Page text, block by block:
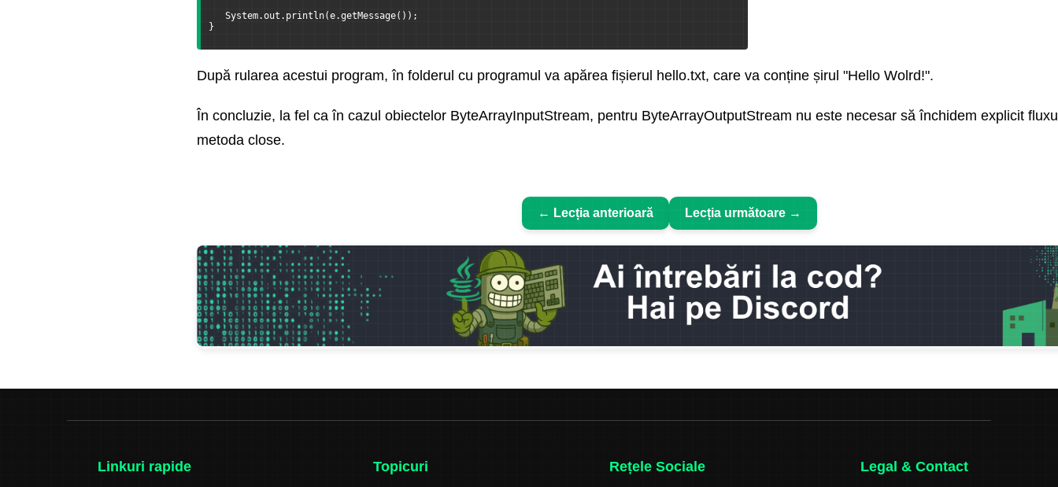
System.out.println(e.getMessage());
}
După rularea acestui program, în folderul cu programul va apărea fișierul hello.txt, care va conține șirul "Hello Wolrd!".
În concluzie, la fel ca în cazul obiectelor ByteArrayInputStream, pentru ByteArrayOutputStream nu este necesar să închidem explicit
metoda close.
← Lecția anterioară Lecția următoare →
Linkuri rapide Topicuri Rețele Sociale Legal & Contact